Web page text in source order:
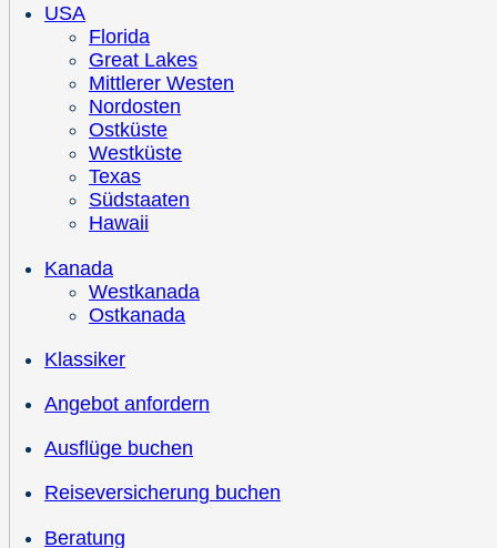
USA
Florida
Great Lakes
Mittlerer Westen
Nordosten
Ostküste
Westküste
Texas
Südstaaten
Hawaii
Kanada
Westkanada
Ostkanada
Klassiker
Angebot anfordern
Ausflüge buchen
Reiseversicherung buchen
Beratung